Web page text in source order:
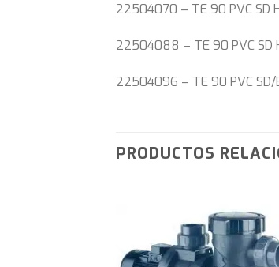
22504070 – TE 90 PVC SD
22504088 – TE 90 PVC SD
22504096 – TE 90 PVC SD/
PRODUCTOS